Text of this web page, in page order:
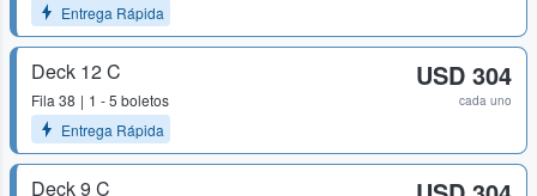
Entrega Rápida
Deck 12 C
Fila 38
1 - 5 boletos
Entrega Rápida
USD 304
cada uno
Deck 9 C